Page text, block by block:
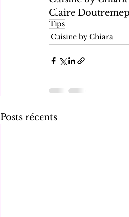
Claire
Tips
Cuisine by Chiara
Posts récents